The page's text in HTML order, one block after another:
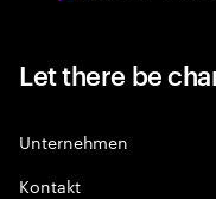
Let there be
Unternehmen
Kontakt